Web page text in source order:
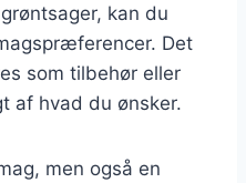
kan du
Det
som tilbehør eller
af hvad du ønsker.
men også en